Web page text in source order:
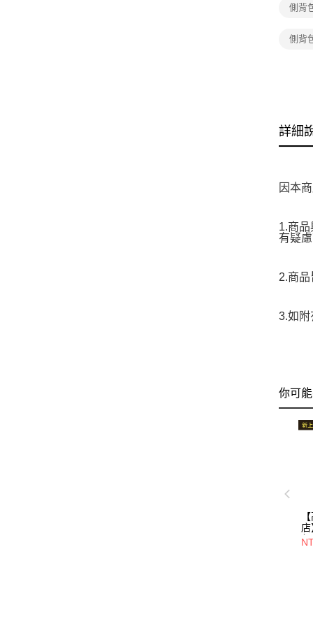
側背
側背
詳細
因本
1.商
有疑
2.商
3.如附
你可